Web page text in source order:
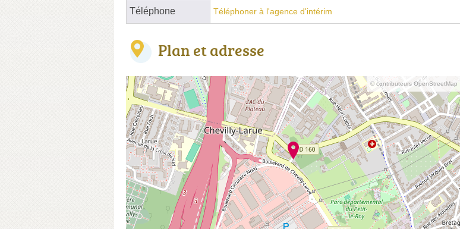
Téléphone Téléphoner à l'agence d'intérim
Plan et adresse
© contributeurs OpenStreetMap